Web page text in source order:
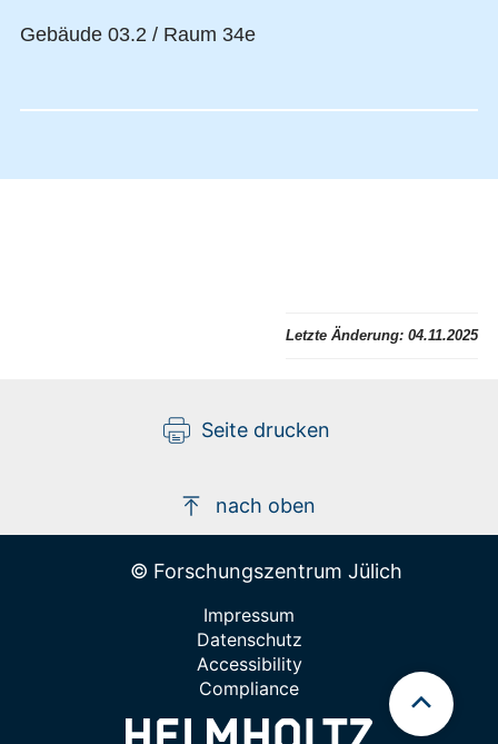
Gebäude 03.2 / Raum 34e
Letzte Änderung: 04.11.2025
Seite drucken
nach oben
© Forschungszentrum Jülich
Impressum
Datenschutz
Accessibility
Compliance